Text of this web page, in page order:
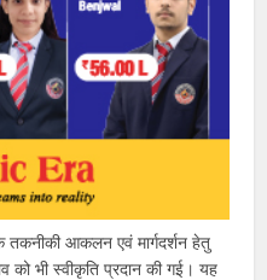
तकनीकी आकलन एवं मार्गदर्शन हेतु
को भी स्वीकृति प्रदान की गई। यह